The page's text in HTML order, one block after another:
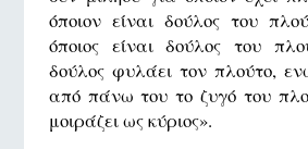
όποιον είναι δούλος του
όποιος είναι δούλος του
δούλος φυλάει τον πλούτο,
από πάνω του το ζυγό του
μοιράζει ως κύριος».